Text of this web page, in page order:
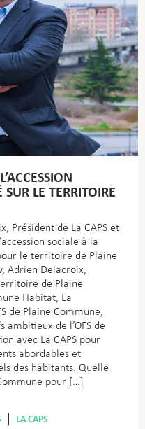
LE TERRITOIRE
Président de La CAPS et
sociale à la
le territoire de Plaine
Adrien Delacroix,
de Plaine
Habitat, La
de Plaine Commune,
de l’OFS de
avec La CAPS pour
abordables et
des habitants. Quelle
pour […]
LA CAPS